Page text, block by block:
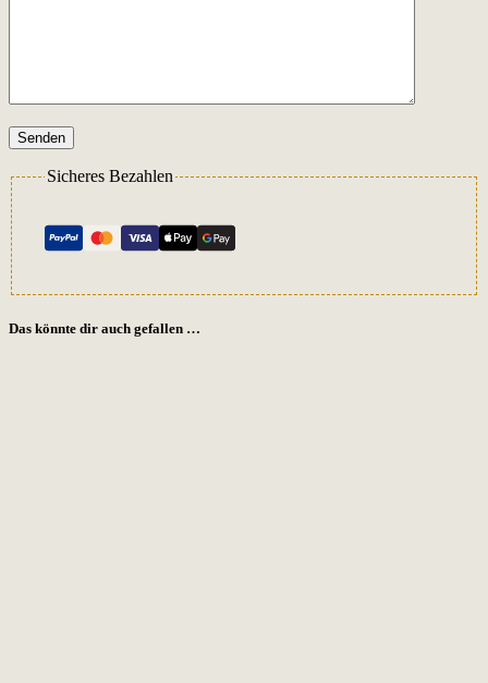
Senden
Sicheres Bezahlen
Das könnte dir auch gefallen …